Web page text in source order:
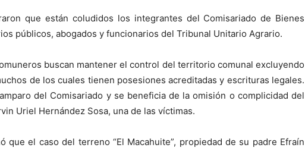
que están coludidos los integrantes del Comisariado de Bienes
públicos, abogados y funcionarios del Tribunal Unitario Agrario.
buscan mantener el control del territorio comunal excluyendo
de los cuales tienen posesiones acreditadas y escrituras legales.
del Comisariado y se beneficia de la omisión o complicidad del
Uriel Hernández Sosa, una de las víctimas.
que el caso del terreno “El Macahuite”, propiedad de su padre Efraín